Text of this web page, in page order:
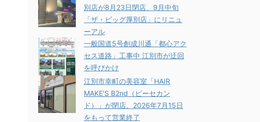
別店が8月23日閉店、9月中旬
「ザ・ビッグ厚別店」にリニュ
ーアル
一般国道5号創成川通「都心アク
セス道路」工事中 江別市が迂回
を呼びかけ
江別市幸町の美容室「HAIR
MAKE'S B2nd（ビーセカン
ド）」が閉店、2026年7月15日
をもって営業終了